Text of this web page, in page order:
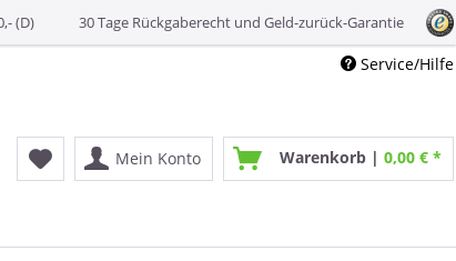
(D) 30 Tage Rückgaberecht und Geld-zurück-Garantie
Service/Hilfe
Mein Konto Warenkorb | 0,00 € *